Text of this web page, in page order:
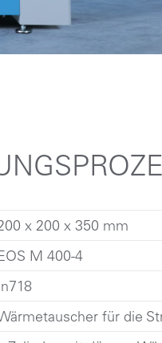
x 200 x 350 mm
M 400-4
für die